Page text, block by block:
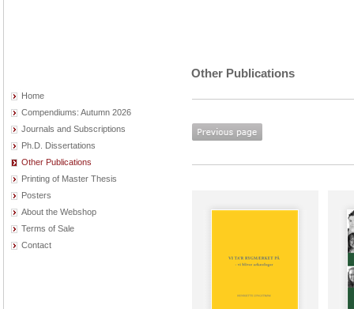
Home
Compendiums: Autumn 2026
Journals and Subscriptions
Ph.D. Dissertations
Other Publications
Printing of Master Thesis
Posters
About the Webshop
Terms of Sale
Contact
Other Publications